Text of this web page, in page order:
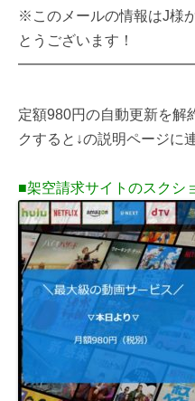
※このメールの情報はJ様
とうございます！
定額980円の自動更新を解
クすると↓の説明ページに
■架空請求サイトのスクシ